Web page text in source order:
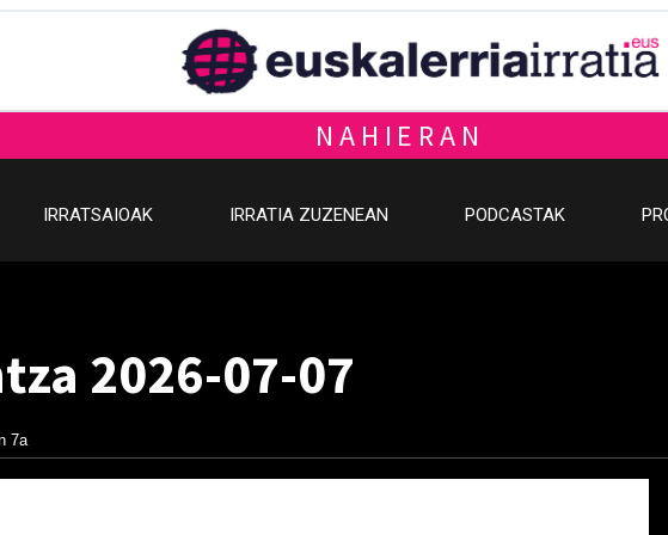
NAHIERAN
IRRATSAIOAK IRRATIA ZUZENEAN PODCASTAK
2026-07-07
7a